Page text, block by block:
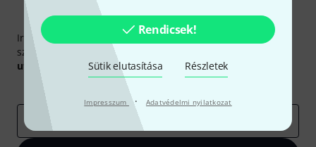
Rendicsek!
Sütik elutasítása Részletek
Impresszum · Adatvédelmi nyilatkozat
Thomann hírlevél
Iratkozz fel a Thomann angol nyelvű hírlevelére, és kis
szerencsével megnyerheted a
utalvány
egyikét.
Inspiráló gondolatok